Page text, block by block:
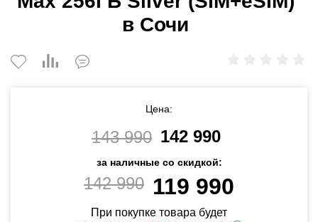
в Сочи
Цена:
143 990 142 990
за наличные со скидкой:
142 990 119 990
При покупке товара будет